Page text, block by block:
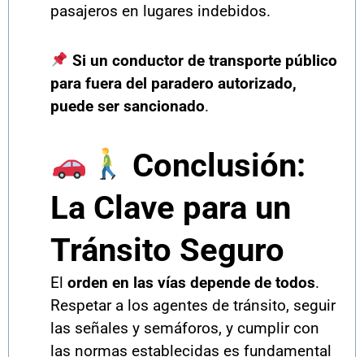
pasajeros en lugares indebidos.
Si un conductor de transporte público
para fuera del paradero autorizado,
puede ser sancionado.
Conclusión:
La Clave para un
Tránsito Seguro
El orden en las vías depende de todos.
Respetar a los agentes de tránsito, seguir
las señales y semáforos, y cumplir con
las normas establecidas es fundamental